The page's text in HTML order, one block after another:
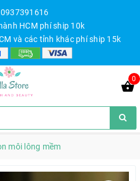
HCM phí ship 10k
và các tỉnh khác phí ship 15k
0
môi lông mềm